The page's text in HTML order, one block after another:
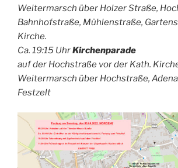
Weitermarsch über Holzer Straße,
Bahnhofstraße, Mühlenstraße,
Kirche.
Ca. 19:15 UhrKirchenparade
auf der Hochstraße vor der Kath.
Weitermarsch über Hochstraße,
Festzelt